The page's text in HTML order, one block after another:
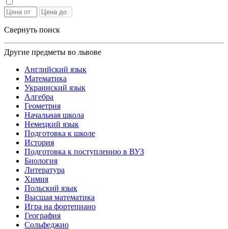
Свернуть поиск
Другие предметы во львове
Английский язык
Математика
Украинский язык
Алгебра
Геометрия
Начальная школа
Немецкий язык
Подготовка к школе
История
Подготовка к поступлению в ВУЗ
Биология
Литература
Химия
Польский язык
Высшая математика
Игра на фортепиано
География
Сольфеджио